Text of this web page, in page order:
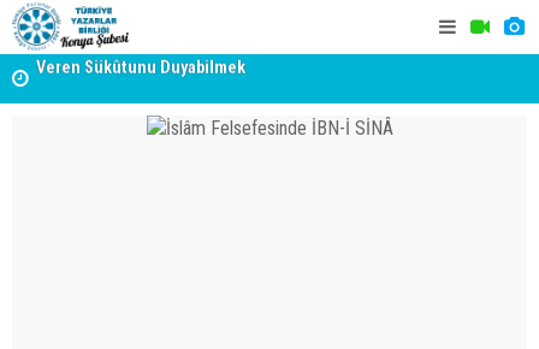
Veren Sükûtunu Duyabilmek
Erzincan’da Kültür ve Edebiyat Zirvesi - Nurettin Topçu